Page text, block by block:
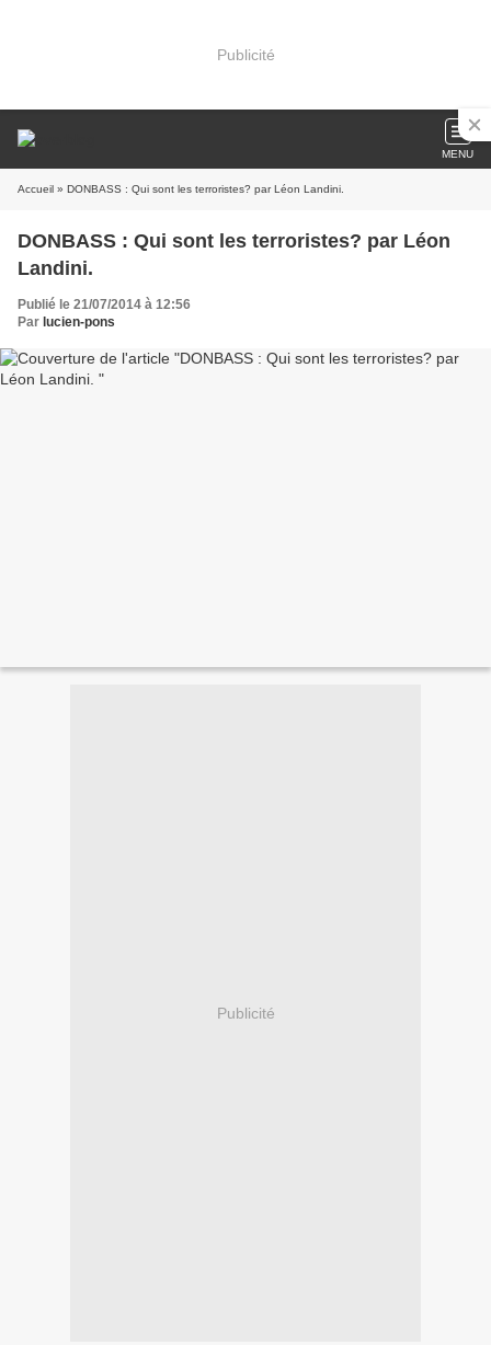
Publicité
MENU
Accueil » DONBASS : Qui sont les terroristes? par Léon Landini.
DONBASS : Qui sont les terroristes? par Léon
Landini.
Publié le 21/07/2014 à 12:56
Par lucien-pons
Publicité